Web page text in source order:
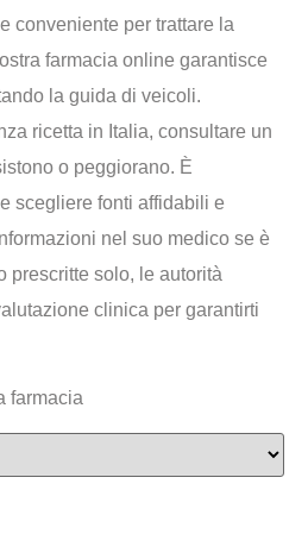
conveniente per trattare la
farmacia online garantisce
la guida di veicoli.
ricetta in Italia, consultare un
o peggiorano. È
scegliere fonti affidabili e
nel suo medico se è
prescritte solo, le autorità
clinica per garantirti
farmacia